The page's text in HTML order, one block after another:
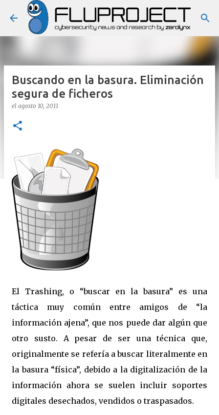
Ir al contenido principal
Buscando en la basura. Eliminación
segura de ficheros
el agosto 10, 2011
El Trashing, o “buscar en la basura” es una
táctica muy común entre amigos de “la
información ajena”, que nos puede dar algún que
otro susto. A pesar de ser una técnica que,
originalmente se refería a buscar literalmente en
la basura “física”, debido a la digitalización de la
información ahora se suelen incluir soportes
digitales desechados, vendidos o traspasados.